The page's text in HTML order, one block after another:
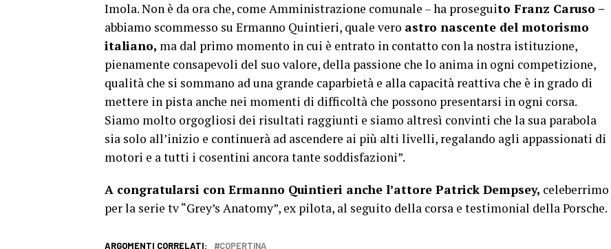
Imola. Non è da ora che, come Amministrazione comunale – ha proseguito Franz Caruso –
abbiamo scommesso su Ermanno Quintieri, quale vero astro nascente del motorismo
italiano, ma dal primo momento in cui è entrato in contatto con la nostra istituzione,
pienamente consapevoli del suo valore, della passione che lo anima in ogni competizione,
qualità che si sommano ad una grande caparbietà e alla capacità reattiva che è in grado di
mettere in pista anche nei momenti di difficoltà che possono presentarsi in ogni corsa.
Siamo molto orgogliosi dei risultati raggiunti e siamo altresì convinti che la sua parabola
sia solo all’inizio e continuerà ad ascendere ai più alti livelli, regalando agli appassionati di
motori e a tutti i cosentini ancora tante soddisfazioni”.
A congratularsi con Ermanno Quintieri anche l’attore Patrick Dempsey, celeberrimo
per la serie tv “Grey’s Anatomy”, ex pilota, al seguito della corsa e testimonial della Porsche.
ARGOMENTI CORRELATI: COPERTINA